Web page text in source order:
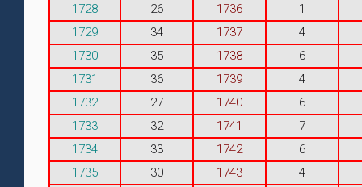
1728
26 1736
1
1729
34 1737
4
1730
35 1738
6
1731
36 1739
4
1732
27 1740
6
1733
32 1741
7
1734
33 1742
6
1735
30 1743
4